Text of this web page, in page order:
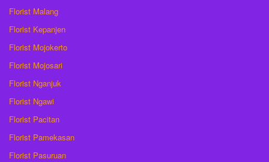
Florist Malang
Florist Kepanjen
Florist Mojokerto
Florist Mojosari
Florist Nganjuk
Florist Ngawi
Florist Pacitan
Florist Pamekasan
Florist Pasuruan